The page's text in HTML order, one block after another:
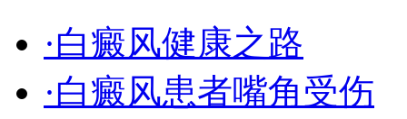
·白癜风健康之路
·白癜风患者嘴角受伤